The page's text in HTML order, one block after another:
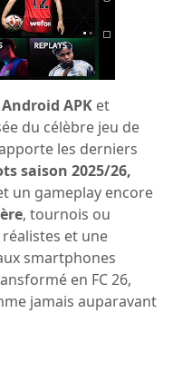
Android APK et
du célèbre jeu de
les derniers
saison 2025/26,
un gameplay encore
, tournois ou
et une
smartphones
en FC 26,
jamais auparavant